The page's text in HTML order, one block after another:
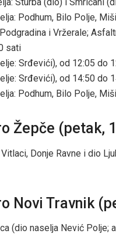
Podhum, Bilo Polje,
i Vržerale;
sati
Srđevići), od 12:05 do
Srđevići), od 14:50 do
Podhum, Bilo Polje,
Žepče (petak,
Donje Ravne i dio
Novi Travnik
(dio naselja Nević Polje;